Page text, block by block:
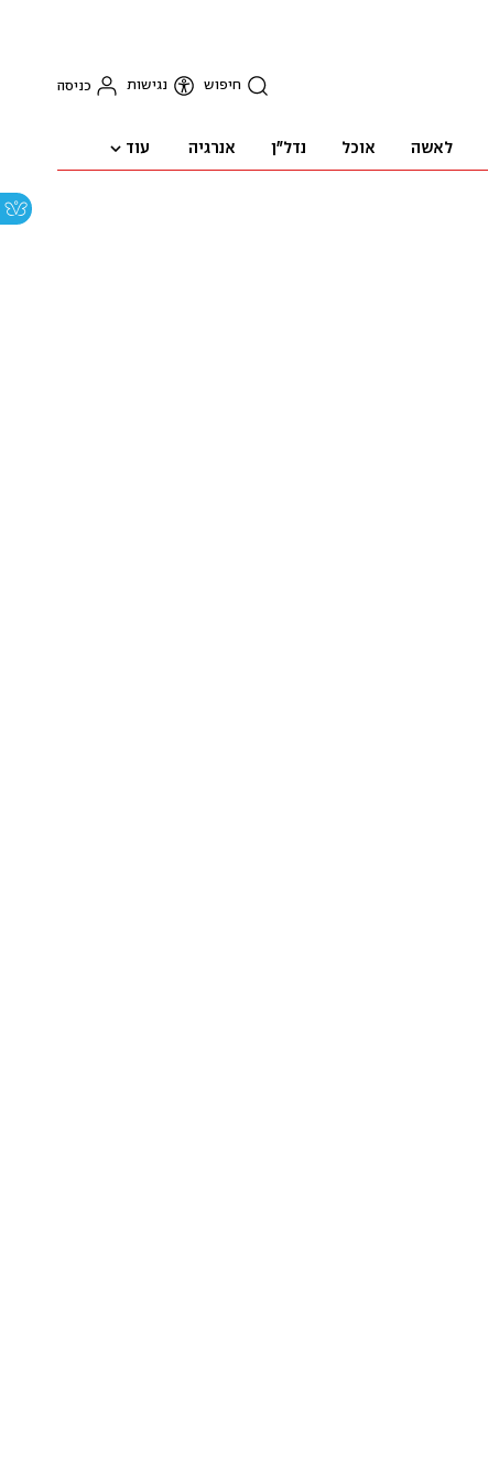
חיפוש נגישות כניסה
לאשה אוכל נדל"ן אנרגיה עוד